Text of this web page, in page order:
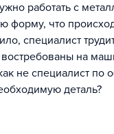
работать с
форму, что
специалист
на
не специалист по
деталь?